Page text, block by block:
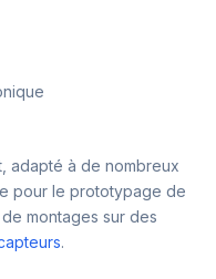
adapté à de nombreux
pour le prototypage de
montages sur des
.